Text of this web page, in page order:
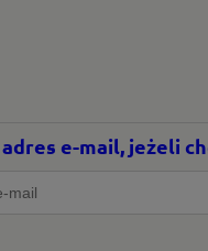
e-mail, jeżeli